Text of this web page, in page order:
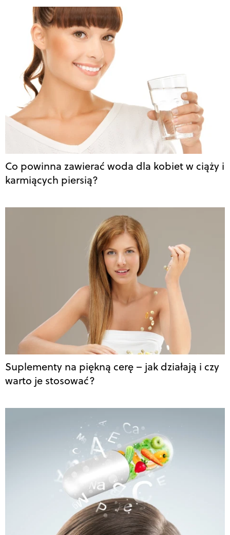
Co powinna zawierać woda dla kobiet w ciąży i
karmiących piersią?
Suplementy na piękną cerę – jak działają i czy
warto je stosować?